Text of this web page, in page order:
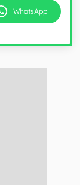
WhatsApp